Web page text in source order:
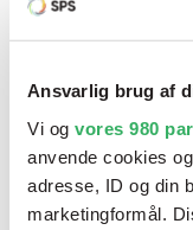
Ansvarlig brug af
Vi og vores 980
anvende cookies
adresse, ID og din
marketingformål.